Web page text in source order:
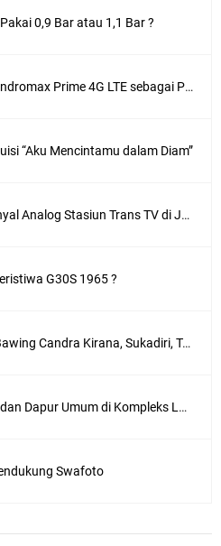
0,9 Bar atau 1,1 Bar ?
Cara Menjadikan HP Andromax Prime 4G LTE sebagai Perangkat Wifi Hotspot
“Aku Mencintamu dalam Diam”
Cara Mendapatkan Sinyal Analog Stasiun Trans TV di Jakarta
G30S 1965 ?
Kolam Pemancingan Bawing Candra Kirana, Sukadiri, Tangerang
Rumah Pos Komando dan Dapur Umum di Kompleks Lubang Buaya Jakarta
Swafoto